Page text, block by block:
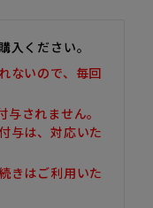
入ください。
ないので、毎回
されません。
与は、対応いた
きはご利用いた